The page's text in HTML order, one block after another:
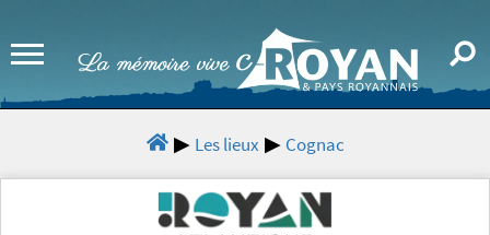
Les lieux Cognac